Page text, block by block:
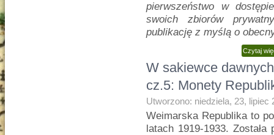
pierwszeństwo w
swoich zbiorów
publikację z myślą o
Czytaj
W sakiewce
cz.5: Monety
Utworzono: niedziela, 23, lipiec
Weimarska Republika to
latach 1919-1933.